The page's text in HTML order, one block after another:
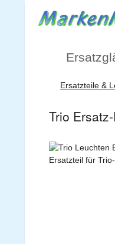
Hauptinhalt springen
Zur Suche springen
Zur Hauptnavigation
Ersatzteile &
Trio
Bildergalerie